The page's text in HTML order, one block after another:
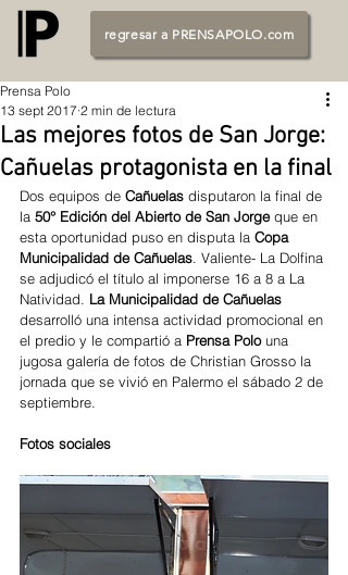
regresar a PRENSAPOLO.com
Las mejores fotos de San Jorge:
Cañuelas protagonista en la final
Prensa Polo
13 sept 2017 2 min de lectura
Dos equipos de Cañuelas disputaron la final de
la 50° Edición del Abierto de San Jorge que en
esta oportunidad puso en disputa la Copa
Municipalidad de Cañuelas. Valiente- La Dolfina
se adjudicó el título al imponerse 16 a 8 a La
Natividad. La Municipalidad de Cañuelas
desarrolló una intensa actividad promocional en
el predio y le compartió a Prensa Polo una
jugosa galería de fotos de Christian Grosso la
jornada que se vivió en Palermo el sábado 2 de
septiembre.
Fotos sociales